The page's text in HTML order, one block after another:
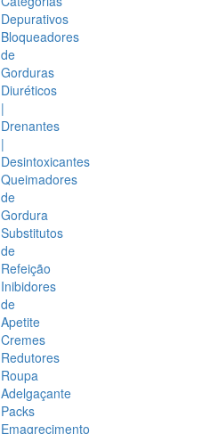
Depurativos
Bloqueadores
de
Gorduras
Diuréticos
|
Drenantes
|
Desintoxicantes
Queimadores
de
Gordura
Substitutos
de
Refeição
Inibidores
de
Apetite
Cremes
Redutores
Roupa
Adelgaçante
Packs
Emagrecimento